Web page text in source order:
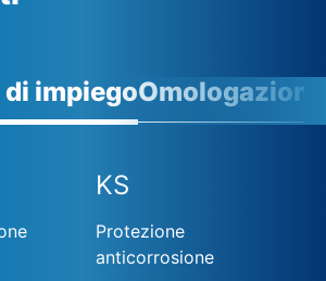
impiegoOmologazioni
KS
Protezione
anticorrosione